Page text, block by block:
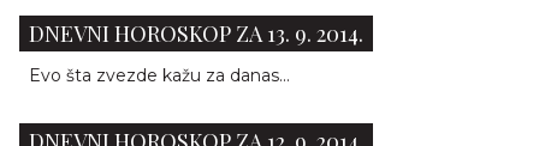
DNEVNI HOROSKOP ZA 13. 9. 2014.
Evo šta zvezde kažu za danas...